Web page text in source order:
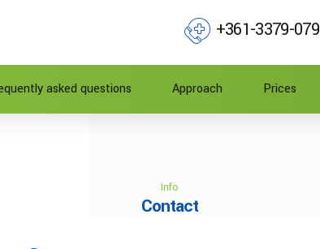
+361-3379-079
asked questions Approach Prices
Info
Contact